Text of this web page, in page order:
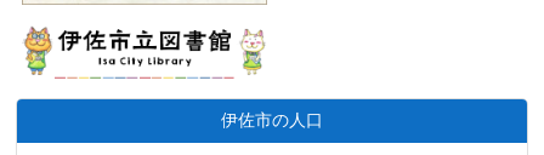
伊佐市の人口